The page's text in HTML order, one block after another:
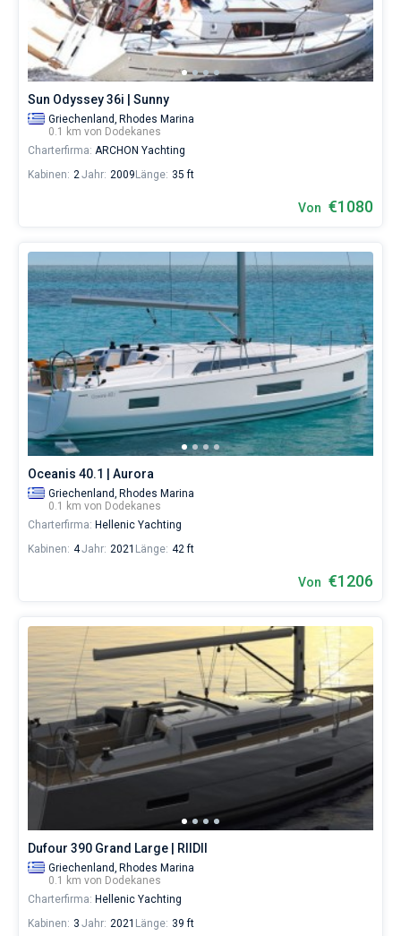
können
eine
Yacht
buchen
eine
Crew
Skipper/eine
Hostess/einen
Bareboat-
Yachtcharter-
Service
der
Dodekanes
ohne
Skipper
wählen,
das
chartern
und
verwalten.
Im
Sailica-
Katalog
der
Dodekanes
sowohl
für
Liebhaber
eines
erholsamen
auch
für
Segler,
sich
Leben
Sun Odyssey 36i | Sunny
Griechenland, Rhodes Marina
0.1 km von Dodekanes
Charterfirma: ARCHON Yachting
Kabinen: 2Jahr: 2009 Länge: 35 ft
Von €1080
Oceanis 40.1 | Aurora
Griechenland, Rhodes Marina
0.1 km von Dodekanes
Charterfirma: Hellenic Yachting
Kabinen: 4Jahr: 2021 Länge: 42 ft
Von €1206
Dufour 390 Grand Large | RIIDII
Griechenland, Rhodes Marina
0.1 km von Dodekanes
Charterfirma: Hellenic Yachting
Kabinen: 3 Jahr: 2021 Länge: 39 ft
Bareboat
Kapitan